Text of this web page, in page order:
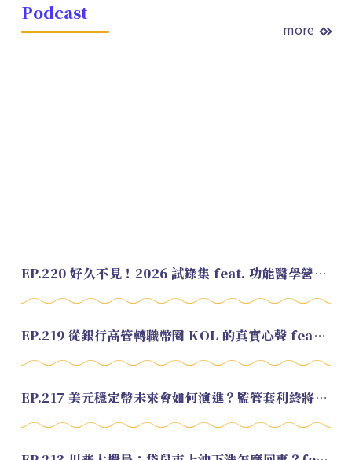
Podcast
more
EP.220 好久不見！2026 試錄集 feat. 功能醫學營養師 美寶
EP.219 從銀行高管轉職幣圈 KOL 的真實心聲 feat.龜大
EP.217 美元穩定幣未來會如何演進？監管套利終將收斂？feat. 研究員 余哲安